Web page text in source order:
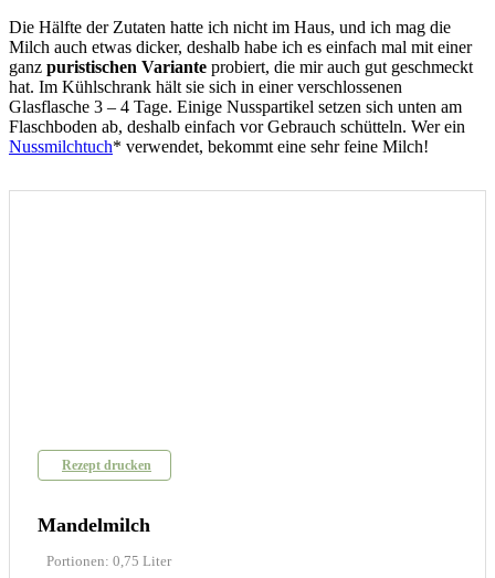
Die Hälfte der Zutaten hatte ich nicht im Haus, und ich mag die
Milch auch etwas dicker, deshalb habe ich es einfach mal mit einer
ganz puristischen Variante probiert, die mir auch gut geschmeckt
hat. Im Kühlschrank hält sie sich in einer verschlossenen
Glasflasche 3 – 4 Tage. Einige Nusspartikel setzen sich unten am
Flaschboden ab, deshalb einfach vor Gebrauch schütteln. Wer ein
Nussmilchtuch* verwendet, bekommt eine sehr feine Milch!
Rezept drucken
Mandelmilch
Portionen: 0,75 Liter